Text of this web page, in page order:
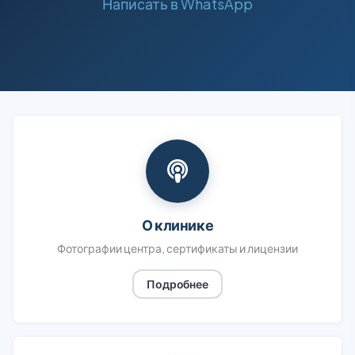
О клинике
Фотографии центра, сертификаты и лицензии
Подробнее